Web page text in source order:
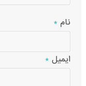
نام*
ایمیل*